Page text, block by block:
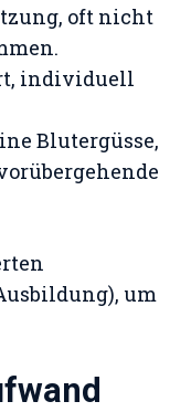
oft nicht
individuell
Blutergüsse,
um